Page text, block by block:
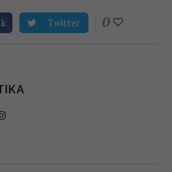
Twitter 0